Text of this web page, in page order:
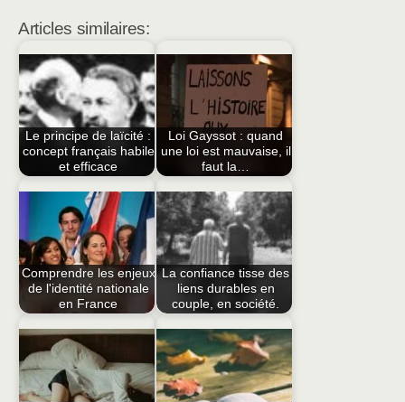
Articles similaires:
Le principe de laïcité :
concept français habile
et efficace
Loi Gayssot : quand
une loi est mauvaise, il
faut la…
Comprendre les enjeux
de l'identité nationale
en France
La confiance tisse des
liens durables en
couple, en société.